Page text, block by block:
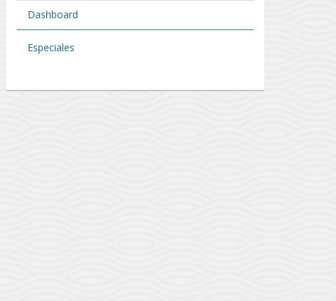
Dashboard
Especiales